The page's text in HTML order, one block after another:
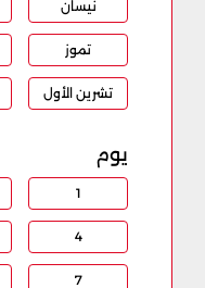
نيسان
تموز
تشرين الأول
يوم
1
4
7